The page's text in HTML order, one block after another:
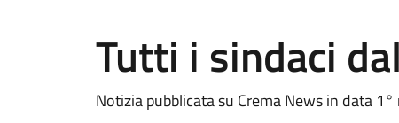
Tutti i sindaci
Notizia pubblicata su Crema News in data